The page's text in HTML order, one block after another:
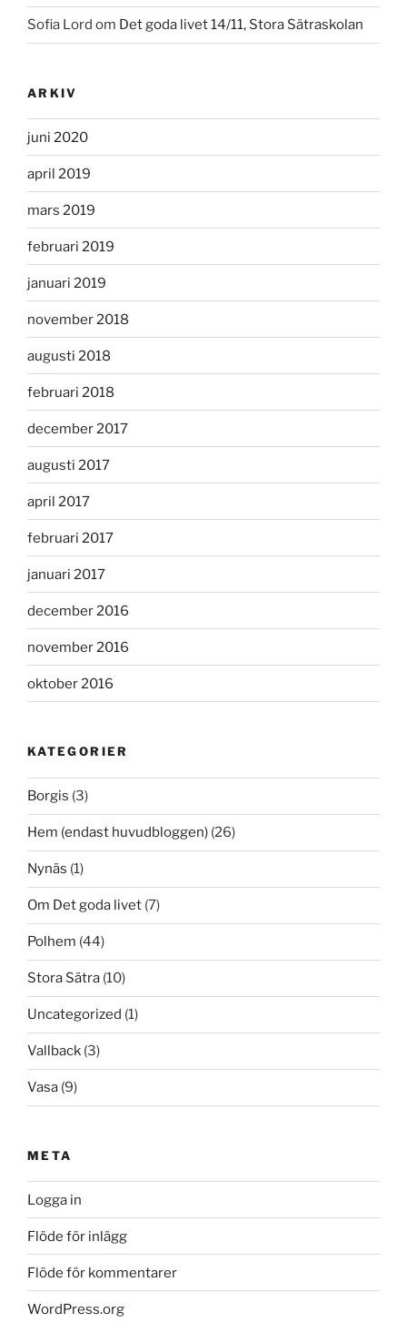
Sofia Lord om Det goda livet 14/11, Stora Sätraskolan
ARKIV
juni 2020
april 2019
mars 2019
februari 2019
januari 2019
november 2018
augusti 2018
februari 2018
december 2017
augusti 2017
april 2017
februari 2017
januari 2017
december 2016
november 2016
oktober 2016
KATEGORIER
Borgis (3)
Hem (endast huvudbloggen) (26)
Nynäs (1)
Om Det goda livet (7)
Polhem (44)
Stora Sätra (10)
Uncategorized (1)
Vallback (3)
Vasa (9)
META
Logga in
Flöde för inlägg
Flöde för kommentarer
WordPress.org